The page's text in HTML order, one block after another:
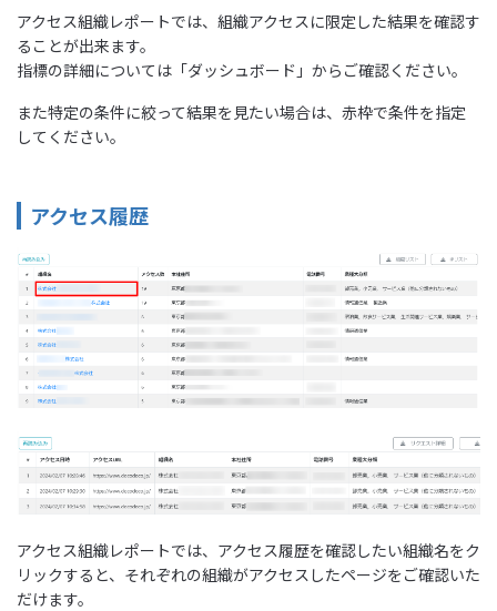
アクセス組織レポートでは、組織アクセスに限定した結果を確認す
ることが出来ます。
指標の詳細については「ダッシュボード」からご確認ください。
また特定の条件に絞って結果を見たい場合は、赤枠で条件を指定
してください。
アクセス履歴
アクセス組織レポートでは、アクセス履歴を確認したい組織名をク
リックすると、それぞれの組織がアクセスしたページをご確認いた
だけます。